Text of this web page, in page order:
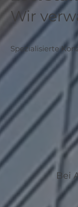
Wir
Spezialisierte
Bei